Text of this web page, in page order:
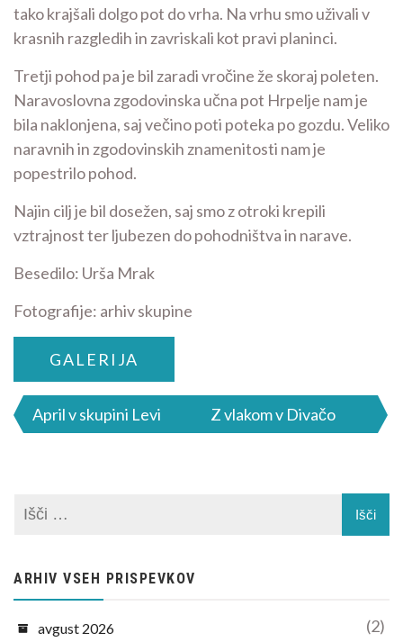
tako krajšali dolgo pot do vrha. Na vrhu smo uživali v
krasnih razgledih in zavriskali kot pravi planinci.
Tretji pohod pa je bil zaradi vročine že skoraj poleten.
Naravoslovna zgodovinska učna pot Hrpelje nam je
bila naklonjena, saj večino poti poteka po gozdu. Veliko
naravnih in zgodovinskih znamenitosti nam je
popestrilo pohod.
Najin cilj je bil dosežen, saj smo z otroki krepili
vztrajnost ter ljubezen do pohodništva in narave.
Besedilo: Urša Mrak
Fotografije: arhiv skupine
GALERIJA
Navigacija
April v skupini Levi Z vlakom v Divačo
ARHIV VSEH PRISPEVKOV
avgust 2026 (2)